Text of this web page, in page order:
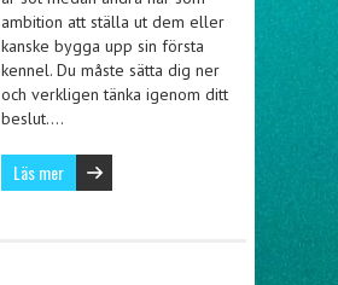
ambition att ställa ut dem eller
kanske bygga upp sin första
kennel. Du måste sätta dig ner
och verkligen tänka igenom ditt
beslut….
Läs mer